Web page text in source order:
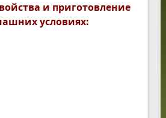
и приготовление
условиях: